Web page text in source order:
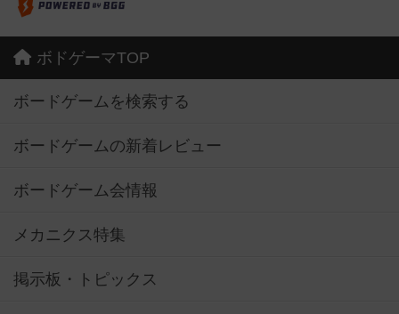
ボドゲーマTOP
ボードゲームを検索する
ボードゲームの新着レビュー
ボードゲーム会情報
メカニクス特集
掲示板・トピックス